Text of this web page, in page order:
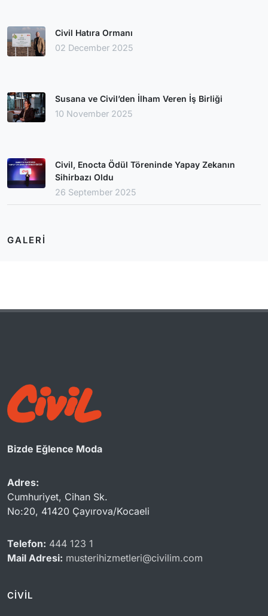
Civil Hatıra Ormanı
02 December 2025
Susana ve Civil’den İlham Veren İş Birliği
10 November 2025
Civil, Enocta Ödül Töreninde Yapay Zekanın
Sihirbazı Oldu
26 September 2025
GALERI
Bizde Eğlence Moda
Adres:
Cumhuriyet, Cihan Sk.
No:20, 41420 Çayırova/Kocaeli
Telefon: 444 123 1
Mail Adresi: musterihizmetleri@civilim.com
CİVİL